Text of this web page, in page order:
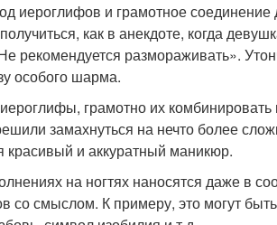
иероглифов и грамотное соединение
как в анекдоте, когда
рекомендуется размораживать».
особого шарма.
грамотно их
замахнуться на нечто более
красивый и аккуратный маникюр.
на ногтях наносятся даже в
со смыслом. К примеру, это могут